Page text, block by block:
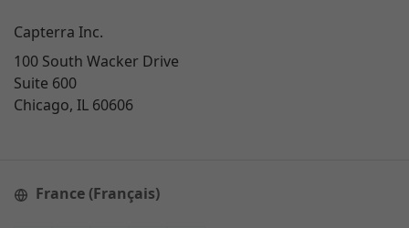
Capterra Inc.
100 South Wacker Drive
Suite 600
Chicago, IL 60606
France (Français)